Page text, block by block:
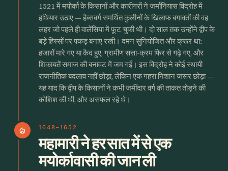
1521 में मयोर्का के किसानों और कारीगरों ने जर्मानियास विद्रोह में
हथियार उठाए — हैब्सबर्ग समर्थित कुलीनों के खिलाफ बगावतों की वह
लहर जो पहले ही वालेंसिया में फूट चुकी थी। दो साल तक उन्होंने द्वीप के
बड़े हिस्सों पर पकड़ बनाए रखी। दमन सुनियोजित और क्रूर था:
हजारों मारे गए या कैद हुए, ग्रामीण सत्ता-क्रम फिर से गढ़े गए, और
शिकायतें समाज की बनावट में जम गईं। इस विद्रोह ने कोई स्थायी
राजनीतिक बदलाव नहीं छोड़ा, लेकिन एक गहरा निशान जरूर छोड़ा —
यह याद कि द्वीप के किसानों ने कभी जमींदार वर्ग की ताकत तोड़ने की
कोशिश की थी, और असफल रहे थे।
local_fire_department 1648–1652
महामारी ने हर सात में से एक
मयोर्कावासी की जान ली